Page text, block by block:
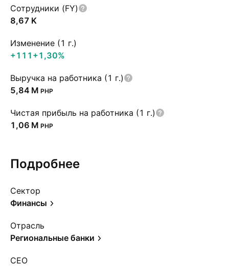
Сотрудники (FY)
‪8,67 K‬
Изменение (1 г.)
+111 +1,30%
Выручка на работника (1 г.)
‪5,84 M‬ PHP
Чистая прибыль на работника (1 г.)
‪1,06 M‬ PHP
Подробнее
Сектор
Финансы
Отрасль
Региональные банки
CEO